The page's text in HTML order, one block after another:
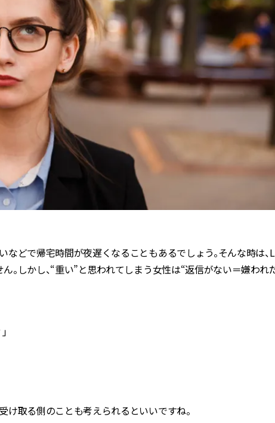
どで帰宅時間が夜遅くなることもあるでしょう。そんな時は、
。しかし、“重い”と思われてしまう女性は“返信がない＝嫌われ
け取る側のことも考えられるといいですね。
忙しい毎日に「うるおいター
ボ」を。新【SOFINA BASIC＋】
のお手入れでうるおってなめら
かな肌を目指す | CLASSY.[クラッ
シィ]
BEAUTY
【落ちない名品リップ10選】塗
り直しできない・皮むけしやす
ラッシィ]
BEAUTY
【猛暑ダメージ】はまずリセッ
ト！30代の夏枯れ肌を救う「先
回りエイジングケア」美容液3選
| CLASSY.[クラッシィ]
BEAUTY
わ人気「姫カット」ってどんな
【一生もの
存在感が
「トゥギャ
目 |
WEDDING
【結婚式
事情】アン
式ゲスト服